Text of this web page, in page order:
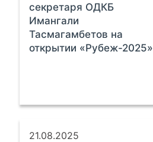
секретаря ОДКБ
Имангали
Тасмагамбетов на
открытии «Рубеж-2025»
21.08.2025